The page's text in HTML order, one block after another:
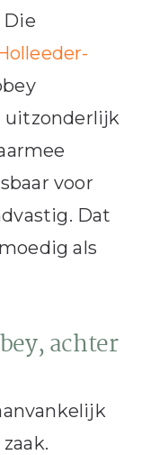
uitzonderlijk
voor
Dat
als
achter